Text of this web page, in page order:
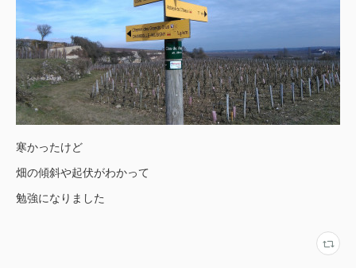
寒かったけど
畑の傾斜や起伏がわかって
勉強になりました